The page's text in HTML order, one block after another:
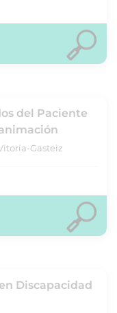
del Paciente
Gasteiz
Discapacidad